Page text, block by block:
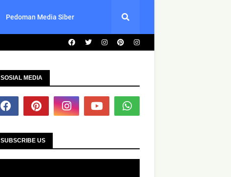
Pedoman Media Siber
SOSIAL MEDIA
SUBSCRIBE US